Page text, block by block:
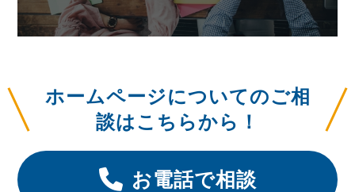
ホームページについてのご相
談はこちらから！
お電話で相談